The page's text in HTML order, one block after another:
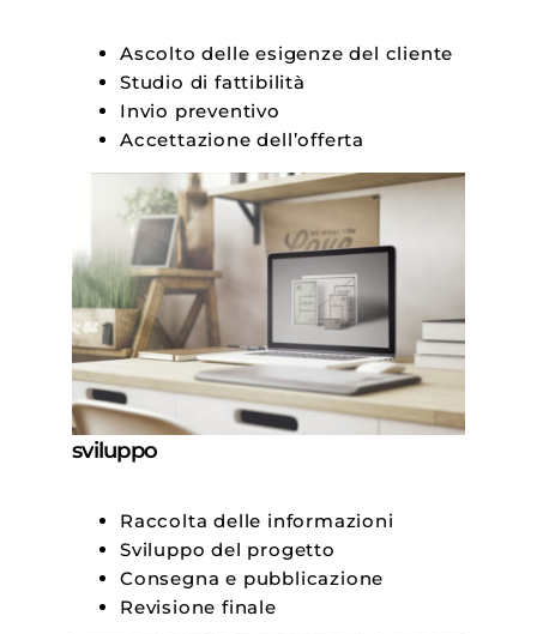
Ascolto delle esigenze del cliente
Studio di fattibilità
Invio preventivo
Accettazione dell’offerta
sviluppo
Raccolta delle informazioni
Sviluppo del progetto
Consegna e pubblicazione
Revisione finale